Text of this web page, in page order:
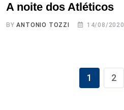
A noite dos Atléticos
BYANTONIO TOZZI 14/08/2020
1 2